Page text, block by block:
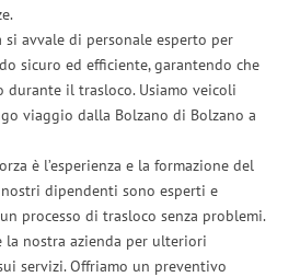
avvale di personale esperto per
sicuro ed efficiente, garantendo che
durante il trasloco. Usiamo veicoli
viaggio dalla Bolzano di Bolzano a
è l’esperienza e la formazione del
dipendenti sono esperti e
processo di trasloco senza problemi.
nostra azienda per ulteriori
servizi. Offriamo un preventivo